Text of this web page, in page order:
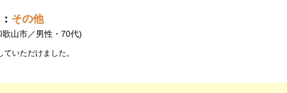
その他
山市／男性・70代)
ていただけました。